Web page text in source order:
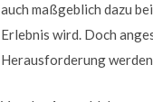
auch maßgeblich dazu
Erlebnis wird. Doch
Herausforderung